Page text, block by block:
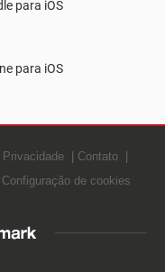
para iOS
para iOS
Contato
Configuração de cookies